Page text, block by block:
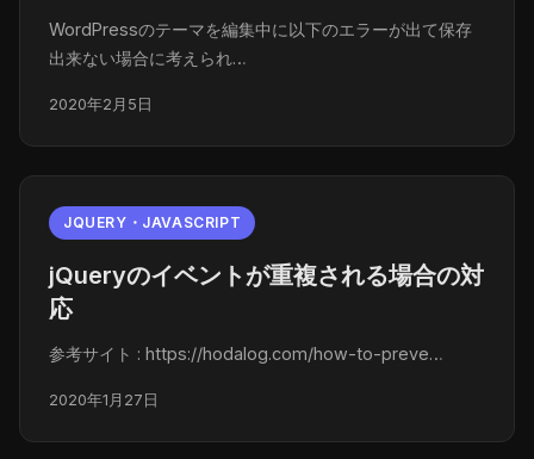
WordPressのテーマを編集中に以下のエラーが出て保存
出来ない場合に考えられ…
2020年2月5日
JQUERY・JAVASCRIPT
jQueryのイベントが重複される場合の対
応
参考サイト : https://hodalog.com/how-to-preve…
2020年1月27日